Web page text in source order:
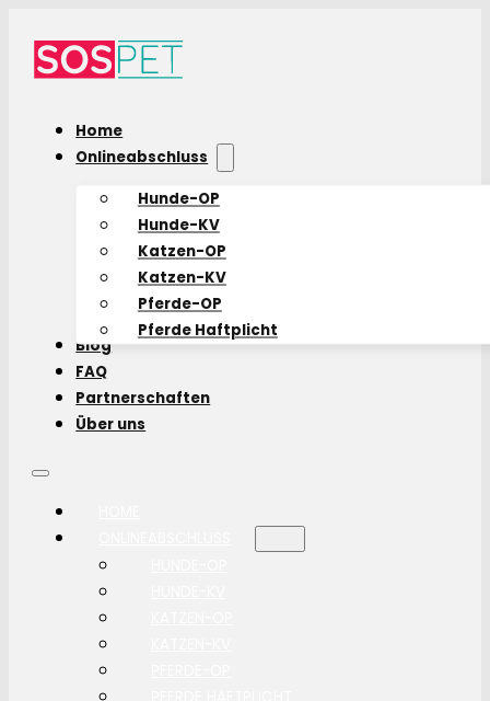
Home
Onlineabschluss
Hunde-OP
Hunde-KV
Katzen-OP
Katzen-KV
Pferde-OP
Pferde Haftplicht
Blog
FAQ
Partnerschaften
Über uns